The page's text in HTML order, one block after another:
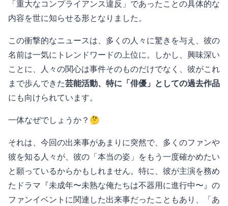
「重大なコンプライアンス違反」であったことの具体的な
内容を世に知らせる形となりました。
この衝撃的なニュースは、多くの人々に驚きを与え、彼の
名前は一気にトレンドワードの上位に。しかし、興味深い
ことに、人々の関心は事件そのものだけでなく、彼がこれ
まで歩んできた芸能活動、特に「俳優」としての過去作品
にも向けられています。
一体なぜでしょうか？🤔
それは、今回の出来事があまりに突然で、多くのファンや
彼を知る人々が、彼の「本当の姿」をもう一度確かめたい
と願っているからかもしれません。特に、彼が主演を務め
たドラマ『未成年〜未熟な俺たちは不器用に進行中〜』の
ファンイベントに関連した出来事だったこともあり、「あ